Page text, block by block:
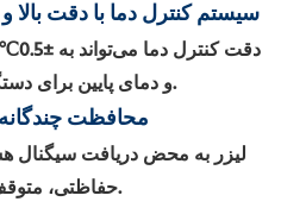
سیستم کنترل دما با دقت بالا
اپتیک QBH و دمای پایین برای دستگاه لیزر.
محافظت چندگانه
لیزر به محض دریافت سیگنال
حفاظتی، متوقف خواهد شد.